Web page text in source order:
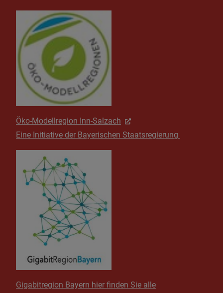
Öko-Modellregion Inn-Salzach
Eine Initiative der Bayerischen Staatsregierung
Gigabitregion Bayern hier finden Sie alle